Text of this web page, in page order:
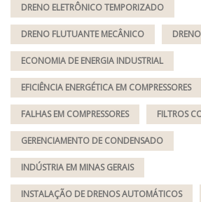
DRENO ELETRÔNICO TEMPORIZADO
DRENO FLUTUANTE MECÂNICO
ECONOMIA DE ENERGIA INDUSTRIAL
EFICIÊNCIA ENERGÉTICA EM COMPRESSORES
FALHAS EM COMPRESSORES FILTROS
GERENCIAMENTO DE CONDENSADO
INDÚSTRIA EM MINAS GERAIS
INSTALAÇÃO DE DRENOS AUTOMÁTICOS